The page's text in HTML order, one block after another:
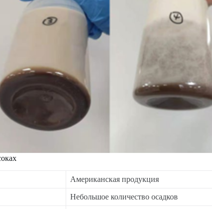
Американская продукция
Небольшое количество осадков